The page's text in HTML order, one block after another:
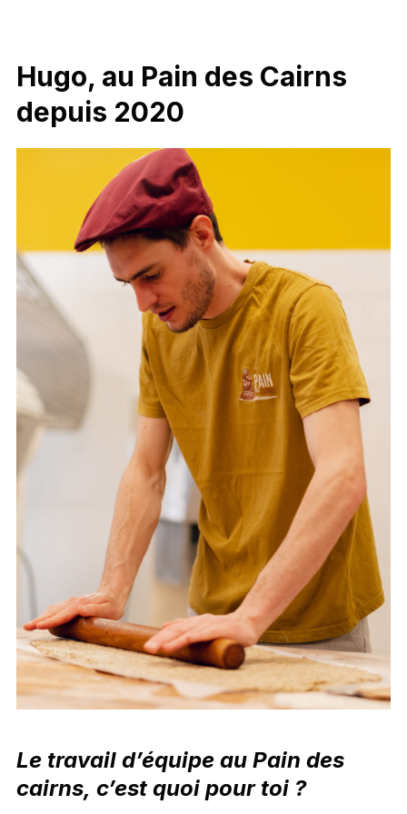
Hugo, au Pain des Cairns
depuis 2020
Le travail d’équipe au Pain des
cairns, c’est quoi pour toi ?